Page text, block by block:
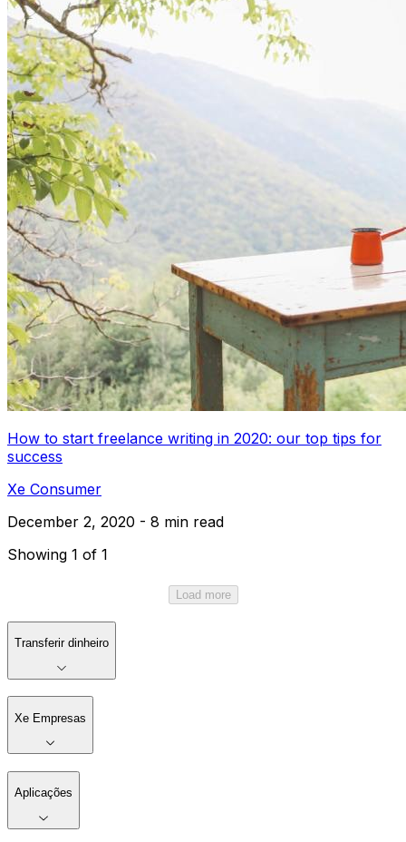
How to start freelance writing in 2020: our top tips for
success
Xe Consumer
December 2, 2020 - 8 min read
Showing 1 of 1
Load more
Transferir dinheiro
Xe Empresas
Aplicações